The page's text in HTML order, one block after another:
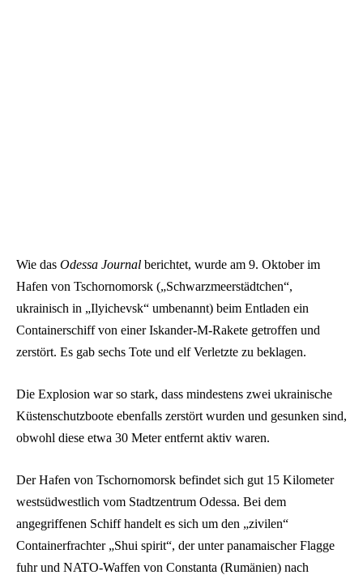
Wie das Odessa Journal berichtet, wurde am 9. Oktober im
Hafen von Tschornomorsk („Schwarzmeerstädtchen“,
ukrainisch in „Ilyichevsk“ umbenannt) beim Entladen ein
Containerschiff von einer Iskander-M-Rakete getroffen und
zerstört. Es gab sechs Tote und elf Verletzte zu beklagen.
Die Explosion war so stark, dass mindestens zwei ukrainische
Küstenschutzboote ebenfalls zerstört wurden und gesunken sind,
obwohl diese etwa 30 Meter entfernt aktiv waren.
Der Hafen von Tschornomorsk befindet sich gut 15 Kilometer
westsüdwestlich vom Stadtzentrum Odessa. Bei dem
angegriffenen Schiff handelt es sich um den „zivilen“
Containerfrachter „Shui spirit“, der unter panamaischer Flagge
fuhr und NATO-Waffen von Constanta (Rumänien) nach